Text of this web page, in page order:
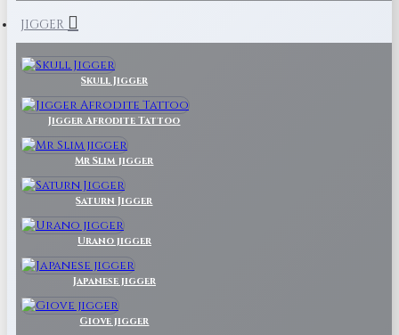
JIGGER
Skull Jigger
Jigger Afrodite Tattoo
Mr Slim jigger
Saturn Jigger
Urano jigger
Japanese jigger
Giove jigger